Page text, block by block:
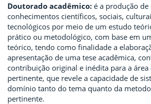
Doutorado acadêmico: é a produção de
conhecimentos científicos, sociais,
tecnológicos por meio de um estudo
prático ou metodológico, com base em
teórico, tendo como finalidade a
apresentação de uma tese acadêmica,
contribuição original e inédita para a
pertinente, que revele a capacidade de
domínio tanto do tema quanto da
pertinente.